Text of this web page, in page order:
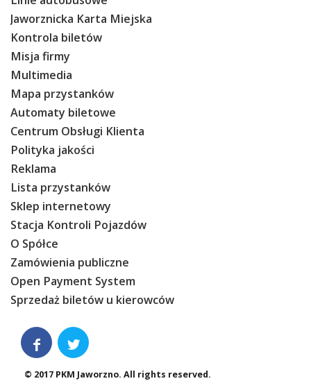
Jaworznicka Karta Miejska
Kontrola biletów
Misja firmy
Multimedia
Mapa przystanków
Automaty biletowe
Centrum Obsługi Klienta
Polityka jakości
Reklama
Lista przystanków
Sklep internetowy
Stacja Kontroli Pojazdów
O Spółce
Zamówienia publiczne
Open Payment System
Sprzedaż biletów u kierowców
 
© 2017 PKM Jaworzno. All rights reserved.